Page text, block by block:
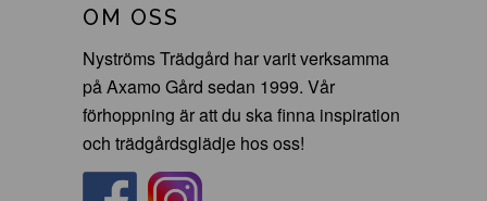
OM OSS
Nyströms Trädgård har varit verksamma
på Axamo Gård sedan 1999. Vår
förhoppning är att du ska finna inspiration
och trädgårdsglädje hos oss!